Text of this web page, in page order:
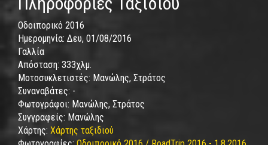
Οδοιπορικό 2016
Ημερομηνία: Δευ, 01/08/2016
Γαλλία
Απόσταση: 333χλμ.
Μοτοσυκλετιστές: Μανώλης, Στράτος
Συναναβάτες: -
Φωτογράφοι: Μανώλης, Στράτος
Συγγραφείς: Μανώλης
Χάρτης: Χάρτης ταξιδιού